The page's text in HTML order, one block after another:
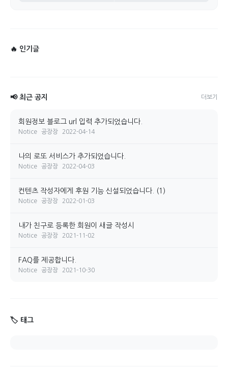
🔥 인기글
📢 최근 공지 더보기
회원정보 블로그 url 입력 추가되었습니다.
Notice 공장장 2022-04-14
나의 로또 서비스가 추가되었습니다.
Notice 공장장 2022-04-03
컨텐츠 작성자에게 후원 기능 신설되었습니다. (1)
Notice 공장장 2022-01-03
내가 친구로 등록한 회원이 새글 작성시
Notice 공장장 2021-11-02
FAQ를 제공합니다.
Notice 공장장 2021-10-30
🏷️ 태그